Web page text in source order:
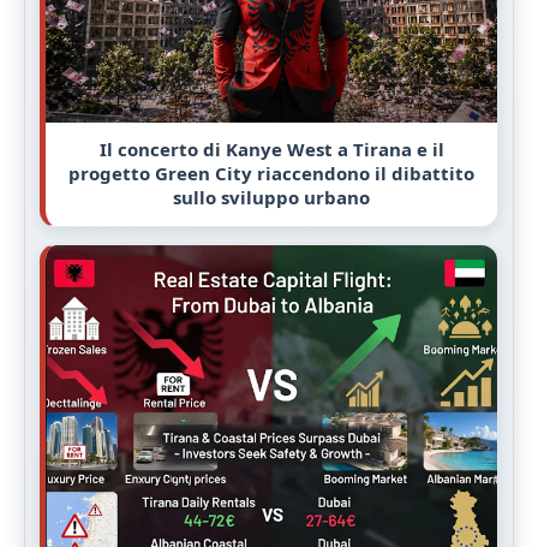
Il concerto di Kanye West a Tirana e il
progetto Green City riaccendono il dibattito
sullo sviluppo urbano